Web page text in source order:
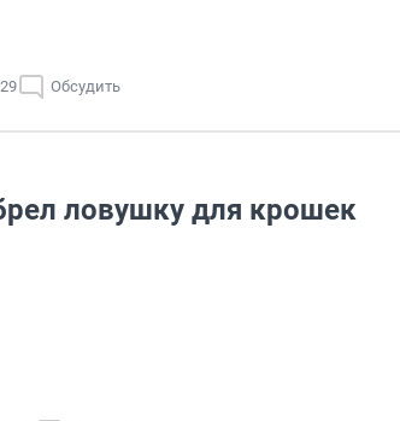
Обсудить
ловушку для крошек